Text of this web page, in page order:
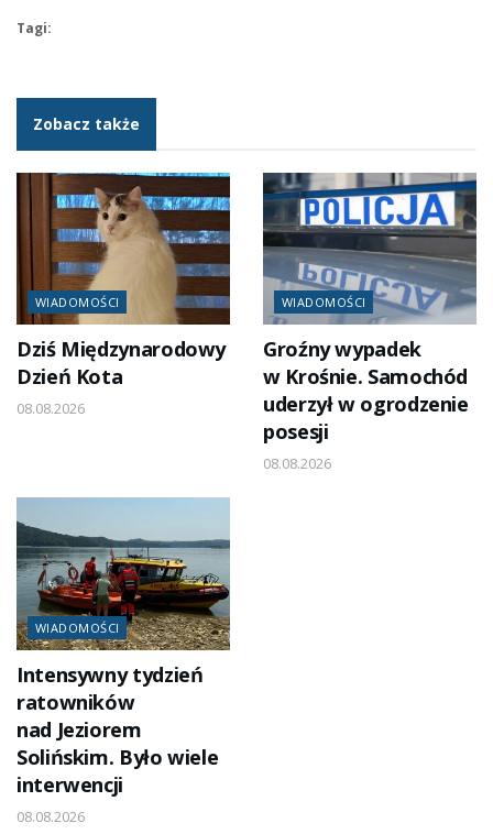
Tagi:
Zobacz także
WIADOMOŚCI
Dziś Międzynarodowy
Dzień Kota
08.08.2026
WIADOMOŚCI
Groźny wypadek
w Krośnie. Samochód
uderzył w ogrodzenie
posesji
08.08.2026
WIADOMOŚCI
Intensywny tydzień
ratowników
nad Jeziorem
Solińskim. Było wiele
interwencji
08.08.2026